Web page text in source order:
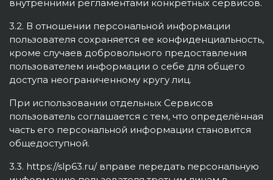
внутренними регламентами конкретных сервисов.
3.2. В отношении персональной информации
пользователя сохраняется ее конфиденциальность,
кроме случаев добровольного предоставления
пользователем информации о себе для общего
доступа неограниченному кругу лиц.
При использовании отдельных Сервисов
пользователь соглашается с тем, что определённая
часть его персональной информации становится
общедоступной.
3.3. https://slp63.ru/ вправе передать персональную